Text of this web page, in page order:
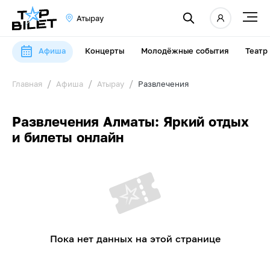
Атырау
Афиша Концерты Молодёжные события Театр
Главная Афиша Атырау Развлечения
Развлечения Алматы: Яркий отдых
и билеты онлайн
Пока нет данных на этой странице